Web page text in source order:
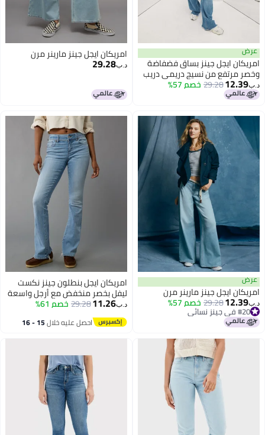
عرض
امريكان ايجل جينز بساق فضفاضة
وخصر مرتفع من نسيج دريمي دريب
المطاطي للغاية
د.ب‏12.39
29.28خصم 57%
امريكان ايجل جينز مارينر مرن
د.ب‏29.28
عرض
امريكان ايجل جينز مارينر مرن
د.ب‏12.39
29.28خصم 57%
#20 في جينز نسائي
#20 في جينز نسائي
امريكان ايجل بنطلون جينز نكست
ليفل بخصر منخفض مع أرجل واسعة
د.ب‏11.26
29.28خصم 61%
احصل عليه خلال 15 - 16